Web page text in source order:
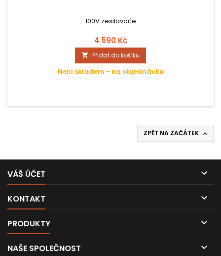
100V zesilovače
4 590 Kč
 Přidat do košíku
Není skladem - na objednávku
ZPĚT NA ZAČÁTEK 
VÁŠ ÚČET 
KONTAKT 
PRODUKTY 
NAŠE SPOLEČNOST 